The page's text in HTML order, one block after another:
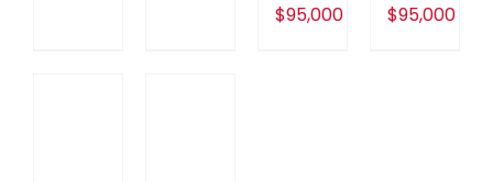
$95,000 $95,000